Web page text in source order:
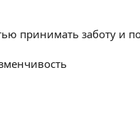
принимать заботу и